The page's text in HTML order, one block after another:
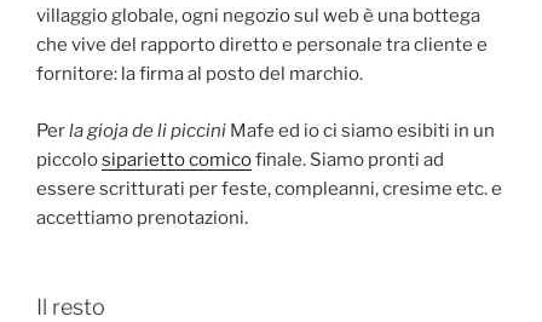
villaggio globale, ogni negozio sul web è una bottega
che vive del rapporto diretto e personale tra cliente e
fornitore: la firma al posto del marchio.
Perla gioja de li piccini Mafe ed io ci siamo esibiti in un
piccolosiparietto comicofinale. Siamo pronti ad
essere scritturati per feste, compleanni, cresime etc. e
accettiamo prenotazioni.
Il resto